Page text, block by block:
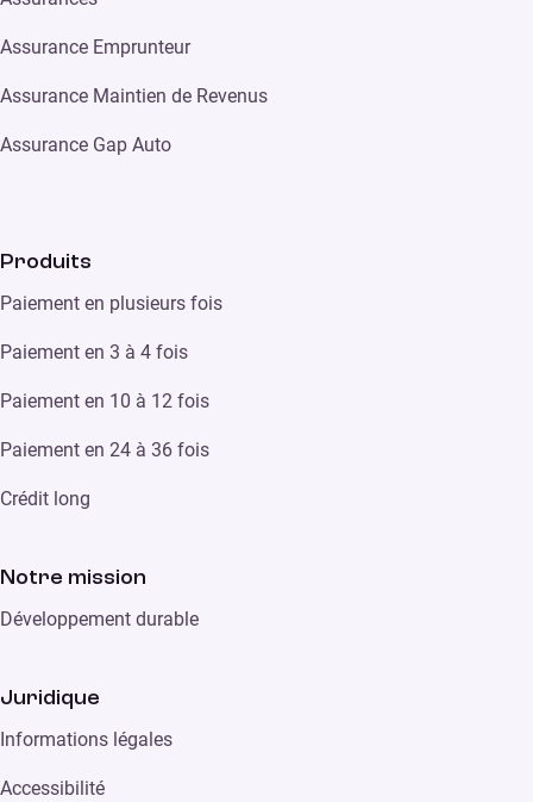
Assurance Emprunteur
Assurance Maintien de Revenus
Assurance Gap Auto
Produits
Paiement en plusieurs fois
Paiement en 3 à 4 fois
Paiement en 10 à 12 fois
Paiement en 24 à 36 fois
Crédit long
Notre mission
Développement durable
Juridique
Informations légales
Accessibilité